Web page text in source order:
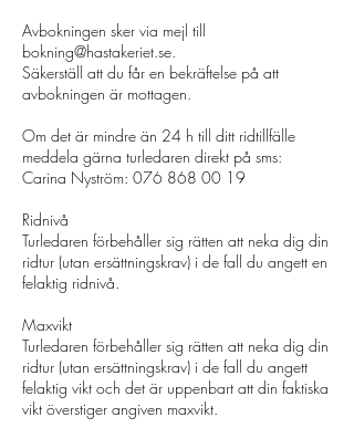
Avbokningen sker via mejl till
bokning@hastakeriet.se.
Säkerställ att du får en bekräftelse på att
avbokningen är mottagen.
Om det är mindre än 24 h till ditt ridtillfälle
meddela gärna turledaren direkt på sms:
Carina Nyström: 076 868 00 19
Ridnivå
Turledaren förbehåller sig rätten att neka dig din
ridtur (utan ersättningskrav) i de fall du angett en
felaktig ridnivå.
​Maxvikt
Turledaren förbehåller sig rätten att neka dig din
ridtur (utan ersättningskrav) i de fall du angett
felaktig vikt och det är uppenbart att din faktiska
vikt överstiger angiven maxvikt.